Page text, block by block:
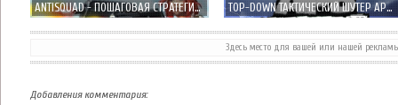
ANTISQUAD - ПОШАГОВАЯ СТРАТЕГИЯ ТАКТИЧЕСКОГО ДЕЙСТВИЯ! TOP-DOWN ТАКТИЧЕСКИЙ ШУТЕР APB: RETRIBUTION ВЫЙДЕТ В ЭТОМ МЕСЯЦЕ
Здесь место для вашей или нашей
Добавления комментария: